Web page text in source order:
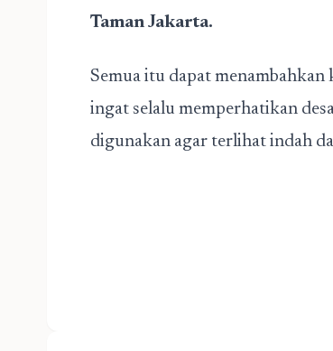
Taman Jakarta.
Semua itu dapat
ingat selalu memperhatikan
digunakan agar terlihat indah